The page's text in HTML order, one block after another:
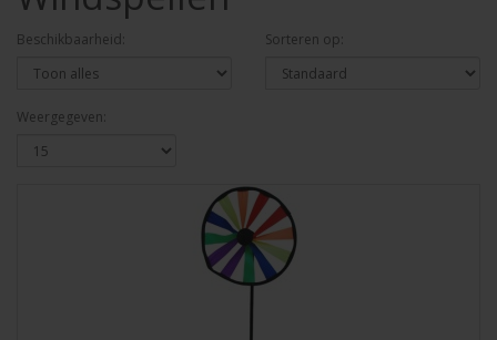
Beschikbaarheid: Sorteren op:
Weergegeven: